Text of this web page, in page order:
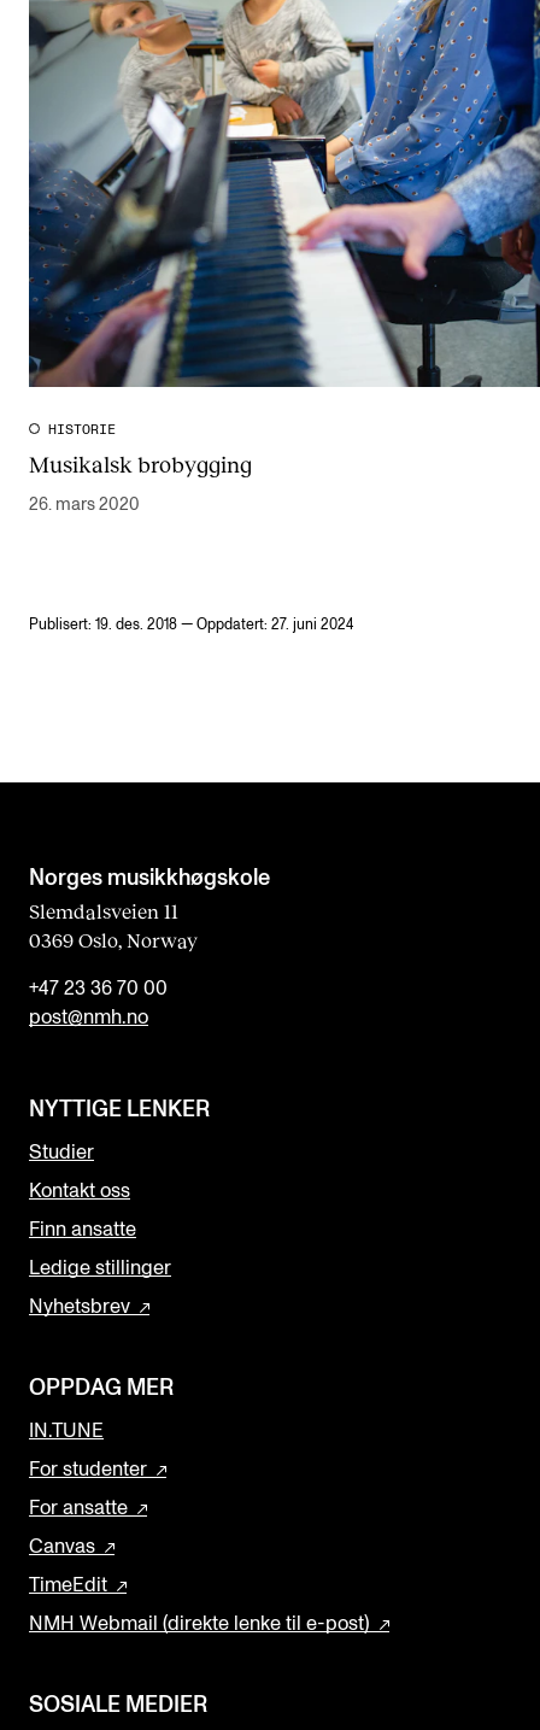
HISTORIE
Musikalsk brobygging
26. mars 2020
Publisert: 19. des. 2018 — Oppdatert: 27. juni 2024
Norges musikk­høgskole
Slemdalsveien 11
0369 Oslo, Norway
+47 23 36 70 00
post@nmh.no
NYTTIGE LENKER
Studier
Kontakt oss
Finn ansatte
Ledige stillinger
Nyhetsbrev
OPPDAG MER
IN.TUNE
For studenter
For ansatte
Canvas
TimeEdit
NMH Webmail (direkte lenke til e-post)
SOSIALE MEDIER